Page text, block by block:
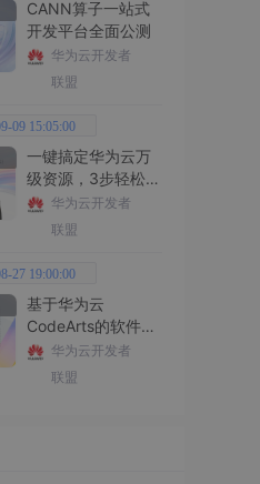
CANN算子一站式
开发平台全面公测
华为云开发者
联盟
09 15:05:00
一键搞定华为云万
级资源，3步轻松管
理企业成本
华为云开发者
联盟
27 19:00:00
基于华为云
CodeArts的软件开
发技术华为云开发者
联盟